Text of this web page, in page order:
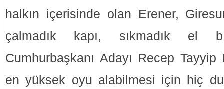
halkın içerisinde olan Erener,
çalmadık kapı, sıkmadık el
Cumhurbaşkanı Adayı Recep Tayyip
en yüksek oyu alabilmesi için hiç